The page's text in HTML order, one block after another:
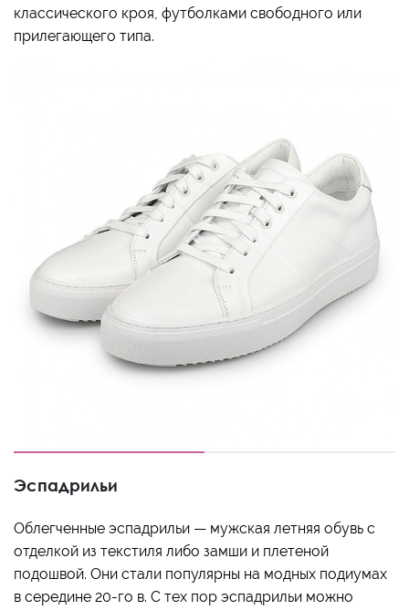
классического кроя, футболками свободного или
прилегающего типа.
Эспадрильи
Облегченные эспадрильи — мужская летняя обувь с
отделкой из текстиля либо замши и плетеной
подошвой. Они стали популярны на модных подиумах
в середине 20-го в. С тех пор эспадрильи можно